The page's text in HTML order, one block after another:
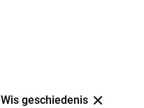
Wis geschiedenis